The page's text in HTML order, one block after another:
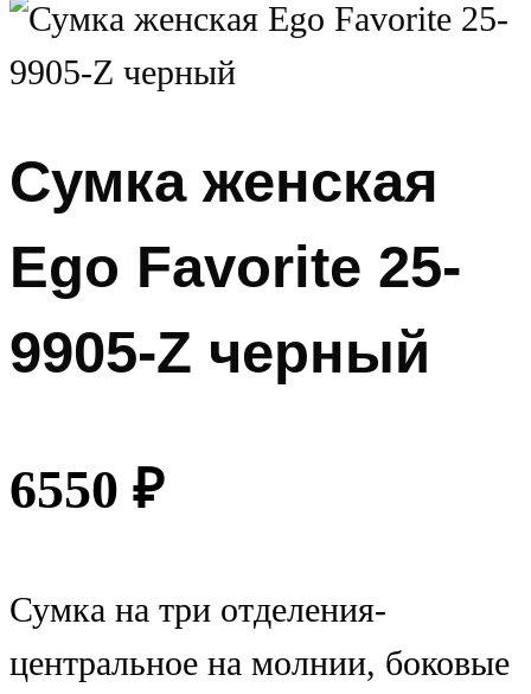
Сумка женская
Ego Favorite 25-
9905-Z черный
6550 ₽
Сумка на три отделения-
центральное на молнии, боковые